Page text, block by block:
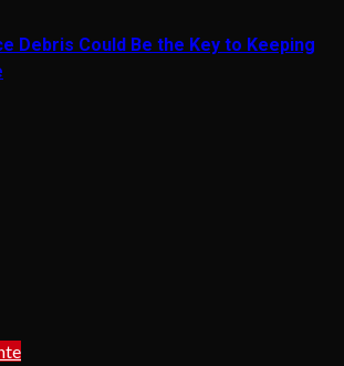
Debris Could Be the Key to Keeping